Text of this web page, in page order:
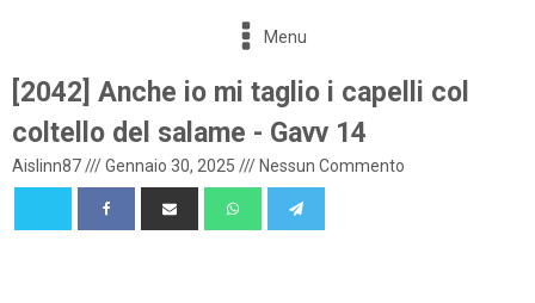
Menu
[2042] Anche io mi taglio i capelli col
coltello del salame - Gavv 14
Aislinn87///Gennaio 30, 2025 /// Nessun Commento